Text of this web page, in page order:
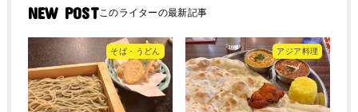
NEW POST
そば・うどん アジア料理